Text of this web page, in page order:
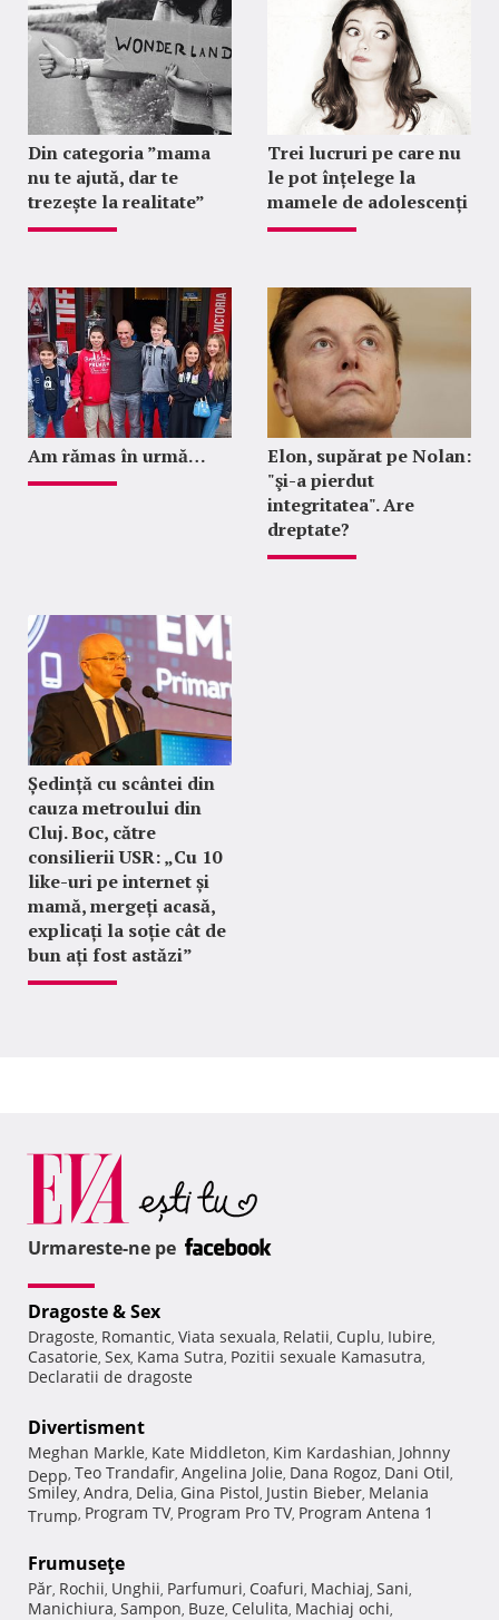
Din categoria ”mama
nu te ajută, dar te
trezește la realitate”
Trei lucruri pe care nu
le pot înțelege la
mamele de adolescenți
Am rămas în urmă…
Elon, supărat pe Nolan:
"şi-a pierdut
integritatea". Are
dreptate?
Ședință cu scântei din
cauza metroului din
Cluj. Boc, către
consilierii USR: „Cu 10
like-uri pe internet și
mamă, mergeți acasă,
explicați la soție cât de
bun ați fost astăzi”
Urmareste-ne pe
Dragoste & Sex
Dragoste, Romantic, Viata sexuala, Relatii, Cuplu, Iubire,
Casatorie, Sex, Kama Sutra, Pozitii sexuale Kamasutra,
Declaratii de dragoste
Divertisment
Meghan Markle, Kate Middleton, Kim Kardashian, Johnny
Depp, Teo Trandafir, Angelina Jolie, Dana Rogoz, Dani Otil,
Smiley, Andra, Delia, Gina Pistol, Justin Bieber, Melania
Trump, Program TV, Program Pro TV, Program Antena 1
Frumuseţe
Păr, Rochii, Unghii, Parfumuri, Coafuri, Machiaj, Sani,
Manichiura, Sampon, Buze, Celulita, Machiaj ochi,